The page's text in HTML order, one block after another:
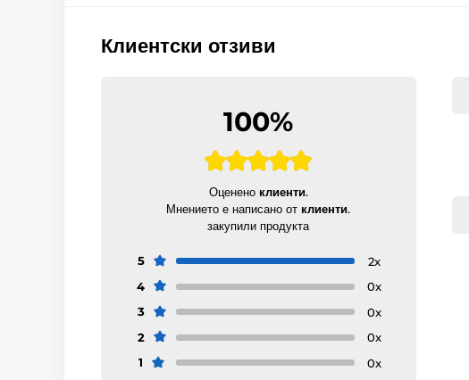
Клиентски отзиви
100%
Оценено клиенти.
Мнението е написано от клиенти.
закупили продукта
5
2x
4
0x
3
0x
2
0x
1
0x